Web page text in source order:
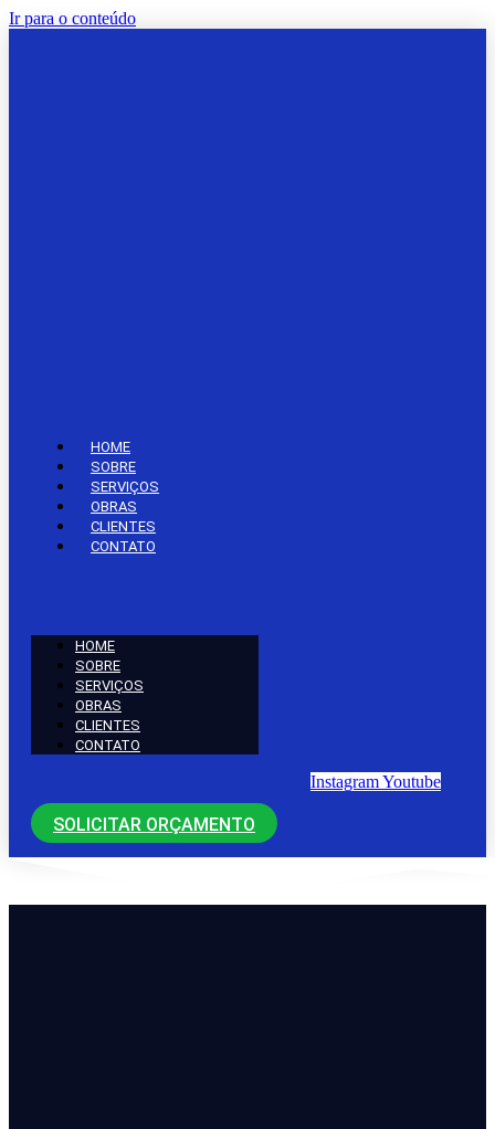
Ir para o conteúdo
HOME
SOBRE
SERVIÇOS
OBRAS
CLIENTES
CONTATO
HOME
SOBRE
SERVIÇOS
OBRAS
CLIENTES
CONTATO
InstagramYoutube
SOLICITAR ORÇAMENTO